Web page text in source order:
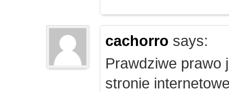
cachorro says:
Prawdziwe prawo
stronie